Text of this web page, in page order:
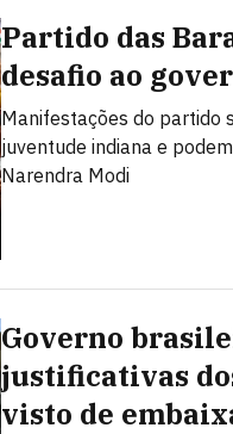
Partido das
desafio ao
Manifestações do partido
juventude indiana e
Narendra Modi
Governo
justificativas
visto de